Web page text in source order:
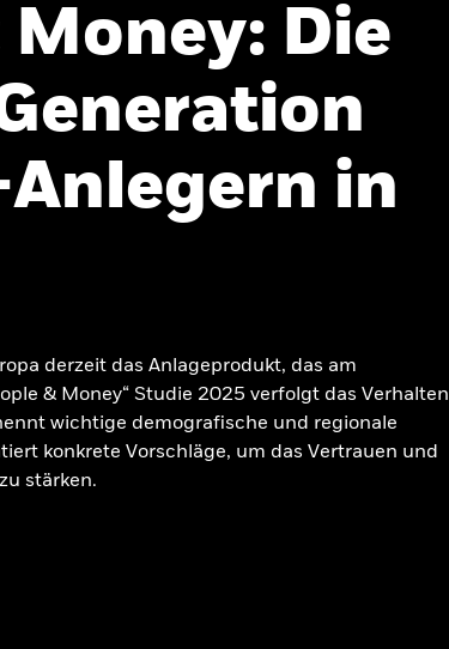
Money: Die
in
derzeit das Anlageprodukt, das am
& Money“ Studie 2025 verfolgt das Verhalten
wichtige demografische und regionale
konkrete Vorschläge, um das Vertrauen und
stärken.